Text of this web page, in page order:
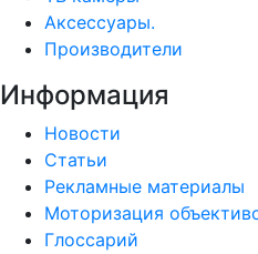
Аксессуары.
Производители
Информация
Новости
Статьи
Рекламные материалы
Моторизация
Глоссарий